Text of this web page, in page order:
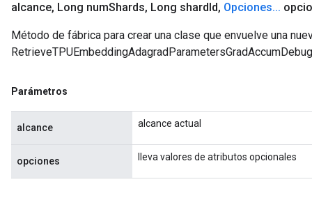
alcance, Long numShards, Long shardId, Opciones...
Método de fábrica para crear una clase que envuelve una
Parámetros
alcance alcance actual
opciones lleva valores de atributos opcionales